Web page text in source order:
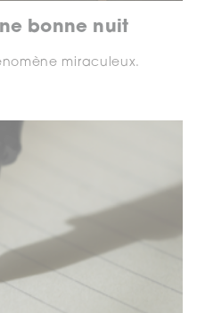
bonne nuit
miraculeux.